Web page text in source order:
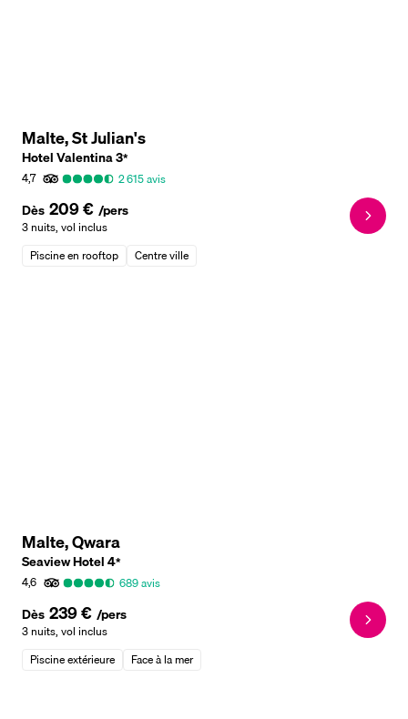
Malte, St Julian's
Hotel Valentina3*
4,7
2 615avis
Dès 209 € /pers
3 nuits, vol inclus
Piscine en rooftop
Centre ville
Malte, Qwara
Seaview Hotel4*
4,6
689avis
Dès 239 € /pers
3 nuits, vol inclus
Piscine extérieure
Face à la mer